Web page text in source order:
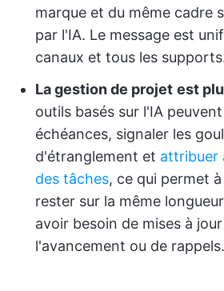
marque et du même cadre
par l'IA. Le message est
canaux et tous les
La gestion de projet est
outils basés sur l'IA
échéances, signaler les
d'étranglement et attribuer
des tâches, ce qui permet
rester sur la même
avoir besoin de mises à
l'avancement ou de rappels.